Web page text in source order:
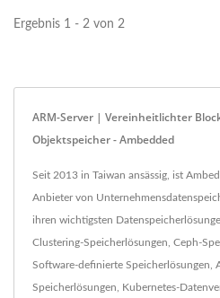
native...
Ergebnis 1 - 2 von 2
ARM-Server | Vereinheitlichter
Objektspeicher - Ambedded
Seit 2013 in Taiwan ansässig, ist
Anbieter von
ihren wichtigsten
Clustering-Speicherlösungen, Ceph-
Software-definierte Speicherlösungen,
Speicherlösungen, Kubernetes-